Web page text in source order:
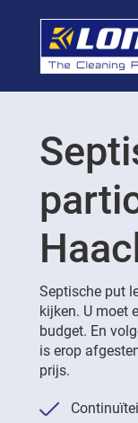
Septische put
kijken. U moet
budget. En
is erop
prijs.